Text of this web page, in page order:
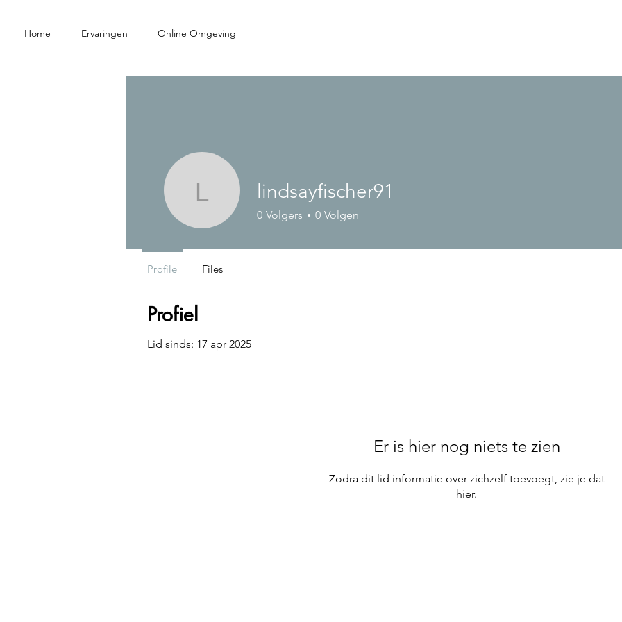
Home Ervaringen Online Omgeving
Profiel
Lid sinds: 17 apr 2025
Er is hier nog niets te zien
Zodra dit lid informatie over zichzelf toevoegt, zie je dat
hier.
lindsayfischer91
lindsayfischer91
0 Volgers 0 Volgen
Profile Files